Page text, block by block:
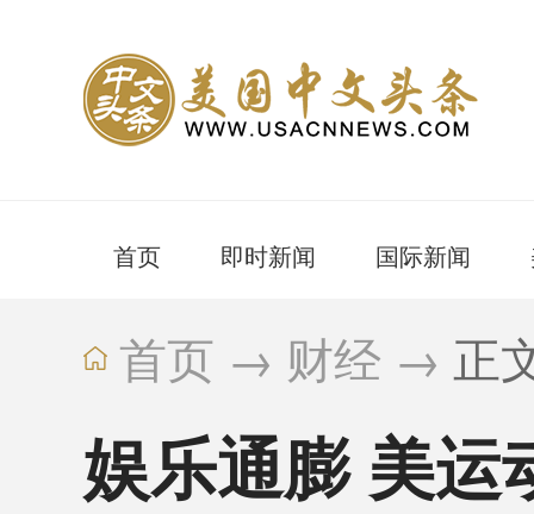
首页 即时新闻 国际新闻
首页 → 财经 → 正
娱乐通膨 美运